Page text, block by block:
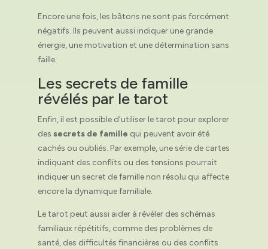
Encore une fois, les bâtons ne sont pas forcément
négatifs. Ils peuvent aussi indiquer une grande
énergie, une motivation et une détermination sans
faille.
Les secrets de famille
révélés par le tarot
Enfin, il est possible d’utiliser le tarot pour explorer
des secrets de famille qui peuvent avoir été
cachés ou oubliés. Par exemple, une série de cartes
indiquant des conflits ou des tensions pourrait
indiquer un secret de famille non résolu qui affecte
encore la dynamique familiale.
Le tarot peut aussi aider à révéler des schémas
familiaux répétitifs, comme des problèmes de
santé, des difficultés financières ou des conflits